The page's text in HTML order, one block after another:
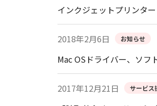
インクジェットプリンタ
2018年2月6日 お知らせ
Mac OSドライバー、ソフ
2017年12月21日 サービス